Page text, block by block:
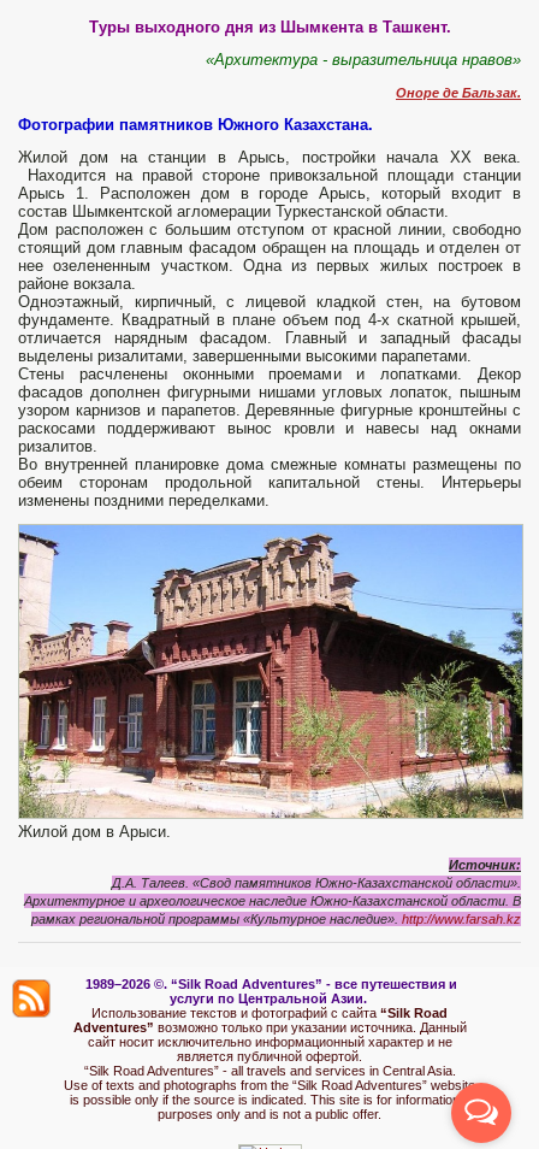
Туры выходного дня из Шымкента в Ташкент.
«Архитектура - выразительница нравов»
Оноре де Бальзак.
Фотографии памятников Южного Казахстана.
Жилой дом на станции в Арысь, постройки начала XX века.
Находится на правой стороне привокзальной площади станции
Арысь 1. Расположен дом в городе Арысь, который входит в
состав Шымкентской агломерации Туркестанской области.
Дом расположен с большим отступом от красной линии, свободно
стоящий дом главным фасадом обращен на площадь и отделен от
нее озелененным участком. Одна из первых жилых построек в
районе вокзала.
Одноэтажный, кирпичный, с лицевой кладкой стен, на бутовом
фундаменте. Квадратный в плане объем под 4-х скатной крышей,
отличается нарядным фасадом. Главный и западный фасады
выделены ризалитами, завершенными высокими парапетами.
Стены расчленены оконными проемами и лопатками. Декор
фасадов дополнен фигурными нишами угловых лопаток, пышным
узором карнизов и парапетов. Деревянные фигурные кронштейны с
раскосами поддерживают вынос кровли и навесы над окнами
ризалитов.
Во внутренней планировке дома смежные комнаты размещены по
обеим сторонам продольной капитальной стены. Интерьеры
изменены поздними переделками.
Жилой дом в Арыси.
Источник:
Д.А. Талеев. «Свод памятников Южно-Казахстанской области».
Архитектурное и археологическое наследие Южно-Казахстанской области. В
рамках региональной программы «Культурное наследие». http://www.farsah.kz
1989–2026 ©. “Silk Road Adventures” - все путешествия и
услуги по Центральной Азии.
Использование текстов и фотографий с сайта “Silk Road
Adventures” возможно только при указании источника. Данный
сайт носит исключительно информационный характер и не
является публичной офертой.
“Silk Road Adventures” - all travels and services in Central Asia.
Use of texts and photographs from the “Silk Road Adventures” website
is possible only if the source is indicated. This site is for informational
purposes only and is not a public offer.